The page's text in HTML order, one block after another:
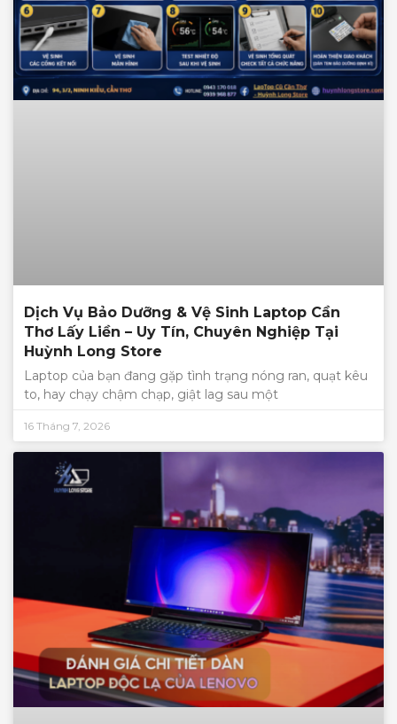
Dịch Vụ Bảo Dưỡng & Vệ Sinh Laptop Cần
Thơ Lấy Liền – Uy Tín, Chuyên Nghiệp Tại
Huỳnh Long Store
Laptop của bạn đang gặp tình trạng nóng ran, quạt kêu
to, hay chạy chậm chạp, giật lag sau một
16 Tháng 7, 2026